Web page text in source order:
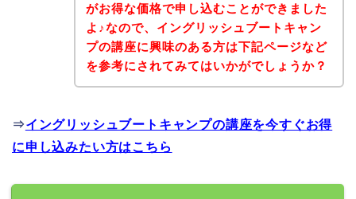
がお得な価格で申し込むことができました
よ♪なので、イングリッシュブートキャン
プの講座に興味のある方は下記ページなど
を参考にされてみてはいかがでしょうか？
⇒イングリッシュブートキャンプの講座を今すぐお得
に申し込みたい方はこちら